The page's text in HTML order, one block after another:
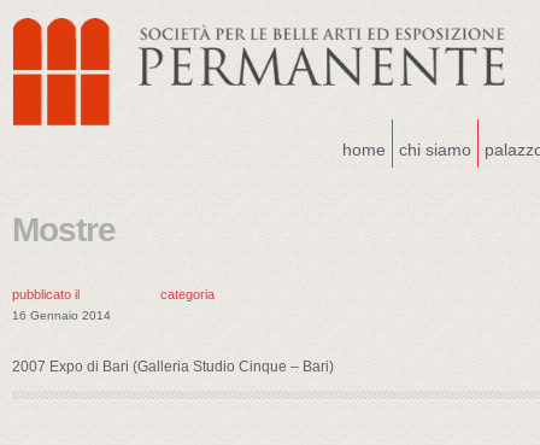
home chi siamo
Mostre
pubblicato il
16 Gennaio 2014
categoria
2007 Expo di Bari (Galleria Studio Cinque – Bari)